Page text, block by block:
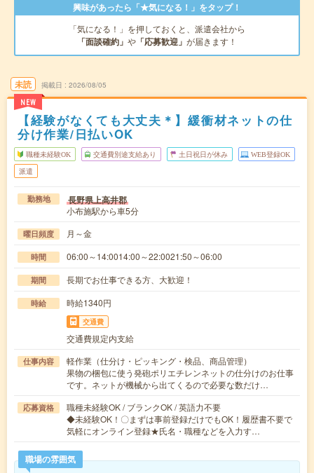
興味があったら「★気になる！」をタップ！
「気になる！」を押しておくと、派遣会社から
「面談確約」 や 「応募歓迎」 が届きます！
未読
NEW
掲載日 2026/08/05
【経験がなくても大丈夫＊】緩衝材ネットの仕
分け作業/日払いOK
職種未経験OK 交通費別途支給あり 土日祝日が休み WEB登録OK
派遣
勤務地 長野県上高井郡
小布施駅から車5分
曜日頻度 月～金
時間 06:00～14:0014:00～22:0021:50～06:00
期間 長期でお仕事できる方、大歓迎！
時給 時給1340円
交通費
交通費規定内支給
仕事内容
軽作業（仕分け・ピッキング・検品、商品管理）
果物の梱包に使う発砲ポリエチレンネットの仕分けのお仕事
です。ネットが機械から出てくるので必要な数だけ…
応募資格
職種未経験OK / ブランクOK / 英語力不要
◆未経験OK！〇まずは事前登録だけでもOK！履歴書不要で
気軽にオンライン登録★氏名・職種などを入力す…
職場の雰囲気